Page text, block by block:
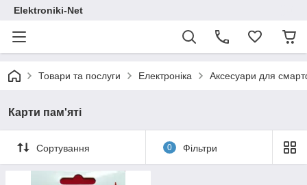
Elektroniki-Net
Товари та послуги Електроніка Аксесуари для
Карти пам'яті
Сортування 0 Фільтри